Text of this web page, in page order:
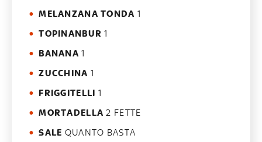
MELANZANA TONDA 1
TOPINANBUR 1
BANANA 1
ZUCCHINA 1
FRIGGITELLI 1
MORTADELLA 2 FETTE
SALE QUANTO BASTA